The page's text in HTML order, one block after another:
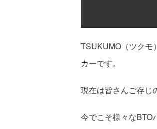
TSUKUMO（ツクモ
カーです。
現在は皆さんご存じ
今でこそ様々なBTO